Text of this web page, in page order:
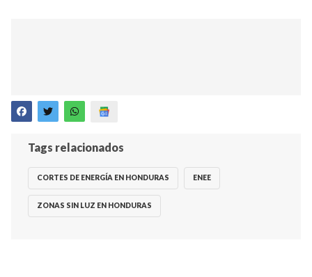
Tags relacionados
CORTES DE ENERGÍA EN HONDURAS ENEE
ZONAS SIN LUZ EN HONDURAS